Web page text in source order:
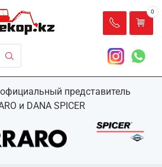
представитель
и DANA SPICER
0